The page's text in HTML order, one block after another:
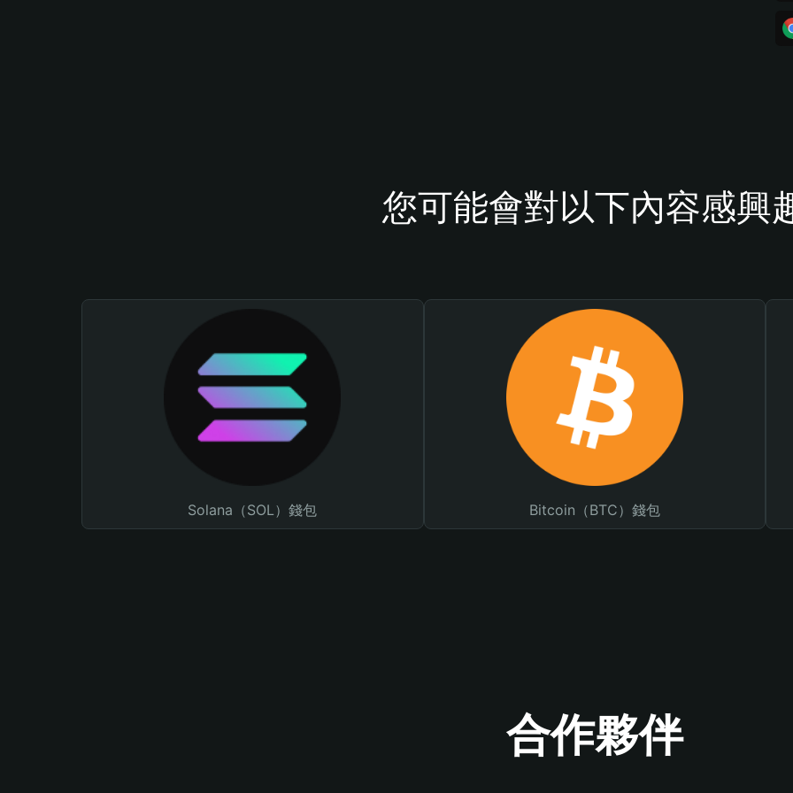
您可能會對以下內容感興
Solana（SOL）錢包 Bitcoin（BTC）錢包
合作夥伴